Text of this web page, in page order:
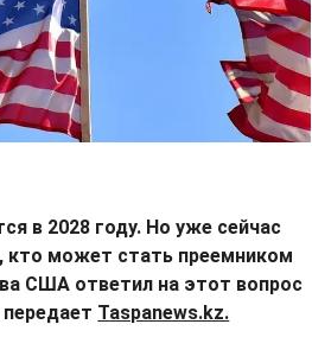
в 2028 году. Но уже сейчас
кто может стать преемником
США ответил на этот вопрос
передает Taspanews.kz.